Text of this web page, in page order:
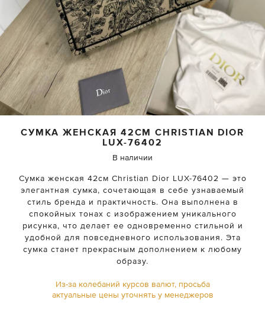
СУМКА ЖЕНСКАЯ 42СМCHRISTIAN DIOR
LUX-76402
В наличии
Сумка женская 42см Christian Dior LUX-76402 — это
элегантная сумка, сочетающая в себе узнаваемый
стиль бренда и практичность. Она выполнена в
спокойных тонах с изображением уникального
рисунка, что делает ее одновременно стильной и
удобной для повседневного использования. Эта
сумка станет прекрасным дополнением к любому
образу.
Из-за колебаний курсов валют, просьба
актуальные цены уточнять у менеджеров